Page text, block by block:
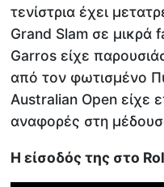
τενίστρια έχει
Grand Slam σε μικρά
Garros είχε
από τον φωτισμένο
Australian Open είχε
αναφορές στη
Η είσοδός της στο